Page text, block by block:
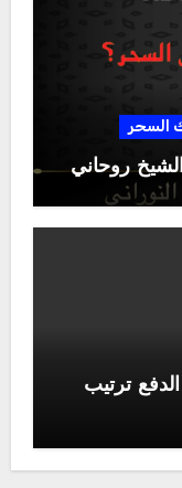
السحر
روحاني
ترتيب